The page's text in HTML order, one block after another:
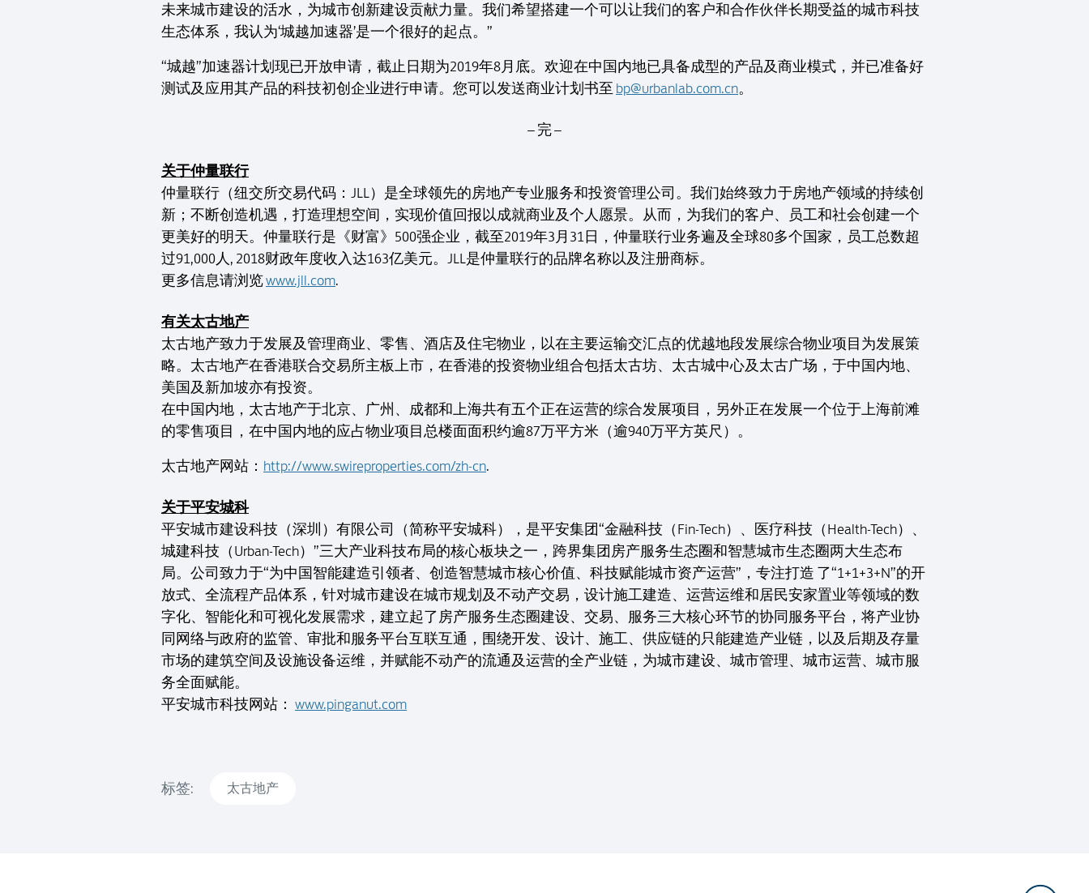
未来城市建设的活水，为城市创新建设贡献力量。我们希望搭建一个可以让我们的客户和合作伙伴长期受益的城市科技
生态体系，我认为‘城越加速器’是一个很好的起点。”
“城越”加速器计划现已开放申请，截止日期为2019年8月底。欢迎在中国内地已具备成型的产品及商业模式，并已准备好
测试及应用其产品的科技初创企业进行申请。您可以发送商业计划书至 bp@urbanlab.com.cn。
– 完 –
关于仲量联行
仲量联行（纽交所交易代码：JLL）是全球领先的房地产专业服务和投资管理公司。我们始终致力于房地产领域的持续创
新；不断创造机遇，打造理想空间，实现价值回报以成就商业及个人愿景。从而，为我们的客户、员工和社会创建一个
更美好的明天。仲量联行是《财富》500强企业，截至2019年3月31日，仲量联行业务遍及全球80多个国家，员工总数超
过91,000人, 2018财政年度收入达163亿美元。JLL是仲量联行的品牌名称以及注册商标。
更多信息请浏览www.jll.com.
有关太古地产
太古地产致力于发展及管理商业、零售、酒店及住宅物业，以在主要运输交汇点的优越地段发展综合物业项目为发展策
略。太古地产在香港联合交易所主板上市，在香港的投资物业组合包括太古坊、太古城中心及太古广场，于中国内地、
美国及新加坡亦有投资。
在中国内地，太古地产于北京、广州、成都和上海共有五个正在运营的综合发展项目，另外正在发展一个位于上海前滩
的零售项目，在中国内地的应占物业项目总楼面面积约逾87万平方米（逾940万平方英尺）。
太古地产网站： http://www.swireproperties.com/zh-cn.
关于平安城科
平安城市建设科技（深圳）有限公司（简称平安城科），是平安集团“金融科技（Fin-Tech）、医疗科技（Health-Tech）、
城建科技（Urban-Tech）”三大产业科技布局的核心板块之一，跨界集团房产服务生态圈和智慧城市生态圈两大生态布
局。公司致力于“为中国智能建造引领者、创造智慧城市核心价值、科技赋能城市资产运营”，专注打造 了“1+1+3+N”的开
放式、全流程产品体系，针对城市建设在城市规划及不动产交易，设计施工建造、运营运维和居民安家置业等领域的数
字化、智能化和可视化发展需求，建立起了房产服务生态圈建设、交易、服务三大核心环节的协同服务平台，将产业协
同网络与政府的监管、审批和服务平台互联互通，围绕开发、设计、施工、供应链的只能建造产业链，以及后期及存量
市场的建筑空间及设施设备运维，并赋能不动产的流通及运营的全产业链，为城市建设、城市管理、城市运营、城市服
务全面赋能。
平安城市科技网站： www.pinganut.com
标签: 太古地产